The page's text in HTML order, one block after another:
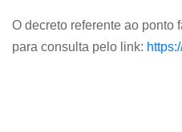
O decreto referente ao ponto
para consulta pelo link: